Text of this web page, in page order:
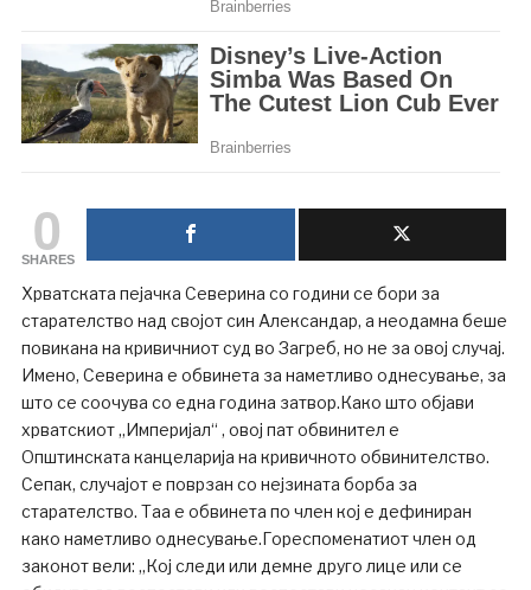
0
SHARES
Хрватската пејачка Северина со години се бори за
старателство над својот син Александар, а неодамна беше
повикана на кривичниот суд во Загреб, но не за овој случај.
Имено, Северина е обвинета за наметливо однесување, за
што се соочува со една година затвор.Како што објави
хрватскиот „Империјал“ , овој пат обвинител е
Општинската канцеларија на кривичното обвинителство.
Сепак, случајот е поврзан со нејзината борба за
старателство. Таа е обвинета по член кој е дефиниран
како наметливо однесување.Гореспоменатиот член од
законот вели: „Кој следи или демне друго лице или се